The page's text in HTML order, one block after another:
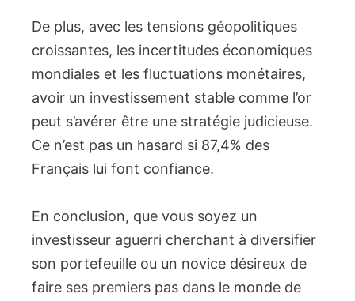
De plus, avec les tensions géopolitiques
croissantes, les incertitudes économiques
mondiales et les fluctuations monétaires,
avoir un investissement stable comme l’or
peut s’avérer être une stratégie judicieuse.
Ce n’est pas un hasard si 87,4% des
Français lui font confiance.
En conclusion, que vous soyez un
investisseur aguerri cherchant à diversifier
son portefeuille ou un novice désireux de
faire ses premiers pas dans le monde de